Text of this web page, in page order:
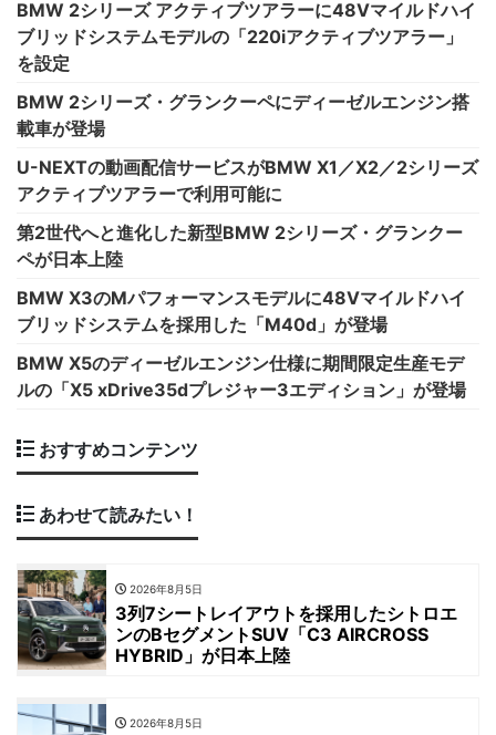
BMW 2シリーズ アクティブツアラーに48Vマイルドハイ
ブリッドシステムモデルの「220iアクティブツアラー」
を設定
BMW 2シリーズ・グランクーペにディーゼルエンジン搭
載車が登場
U-NEXTの動画配信サービスがBMW X1／X2／2シリーズ
アクティブツアラーで利用可能に
第2世代へと進化した新型BMW 2シリーズ・グランクー
ペが日本上陸
BMW X3のMパフォーマンスモデルに48Vマイルドハイ
ブリッドシステムを採用した「M40d」が登場
BMW X5のディーゼルエンジン仕様に期間限定生産モデ
ルの「X5 xDrive35dプレジャー3エディション」が登場
おすすめコンテンツ
あわせて読みたい！
2026年8月5日
3列7シートレイアウトを採用したシトロエ
ンのBセグメントSUV「C3 AIRCROSS
HYBRID」が日本上陸
2026年8月5日